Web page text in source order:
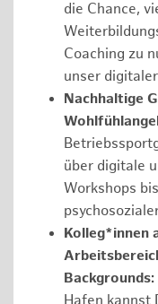
die Chance,
Coaching zu
unser
Nachhaltige
über digitale
Workshops
Kolleg*innen
Backgrounds: